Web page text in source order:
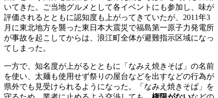
いてきた。ご当地グルメとして各イベントにも参加し、味が
評価されるとともに認知度も上がってきていたが、2011年3
月に東北地方を襲った東日本大震災で福島第一原子力発電所
が事故を起こしてからは、浪江町全体が避難指示区域になっ
てしまった。
一方で、知名度が上がるとともに「なみえ焼きそば」の名前
を使い、太麺も使用せず祭りの屋台などを出すなどの行為が
県外でも見受けられるようになった。「なみえ焼きそば」を